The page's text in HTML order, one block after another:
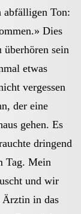
abfälligen Ton:
Dies
überhören sein
etwas
vergessen
der eine
gehen. Es
dringend
Tag. Mein
und wir
Ärztin in das